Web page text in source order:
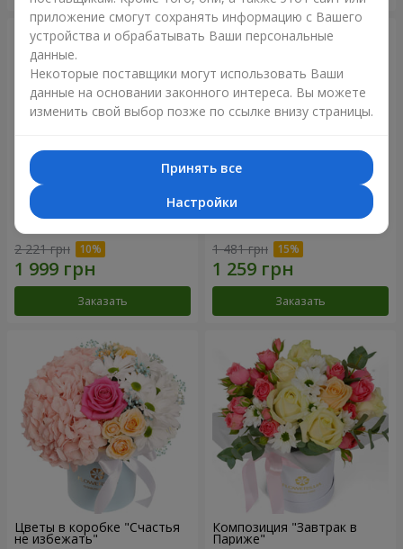
Букет "Сказочная осень"
2 221 грн
Заказать
Композиция "Летнее
1 481 грн
Заказать
Цветы в коробке "Счастья
не избежать"
Композиция "Завтрак в
Париже"
приложение смогут сохранять информацию с Вашего
устройства и обрабатывать Ваши персональные
данные.
Некоторые поставщики могут использовать Ваши
данные на основании законного интереса. Вы можете
изменить свой выбор позже по ссылке внизу страницы.
Принять все
Настройки